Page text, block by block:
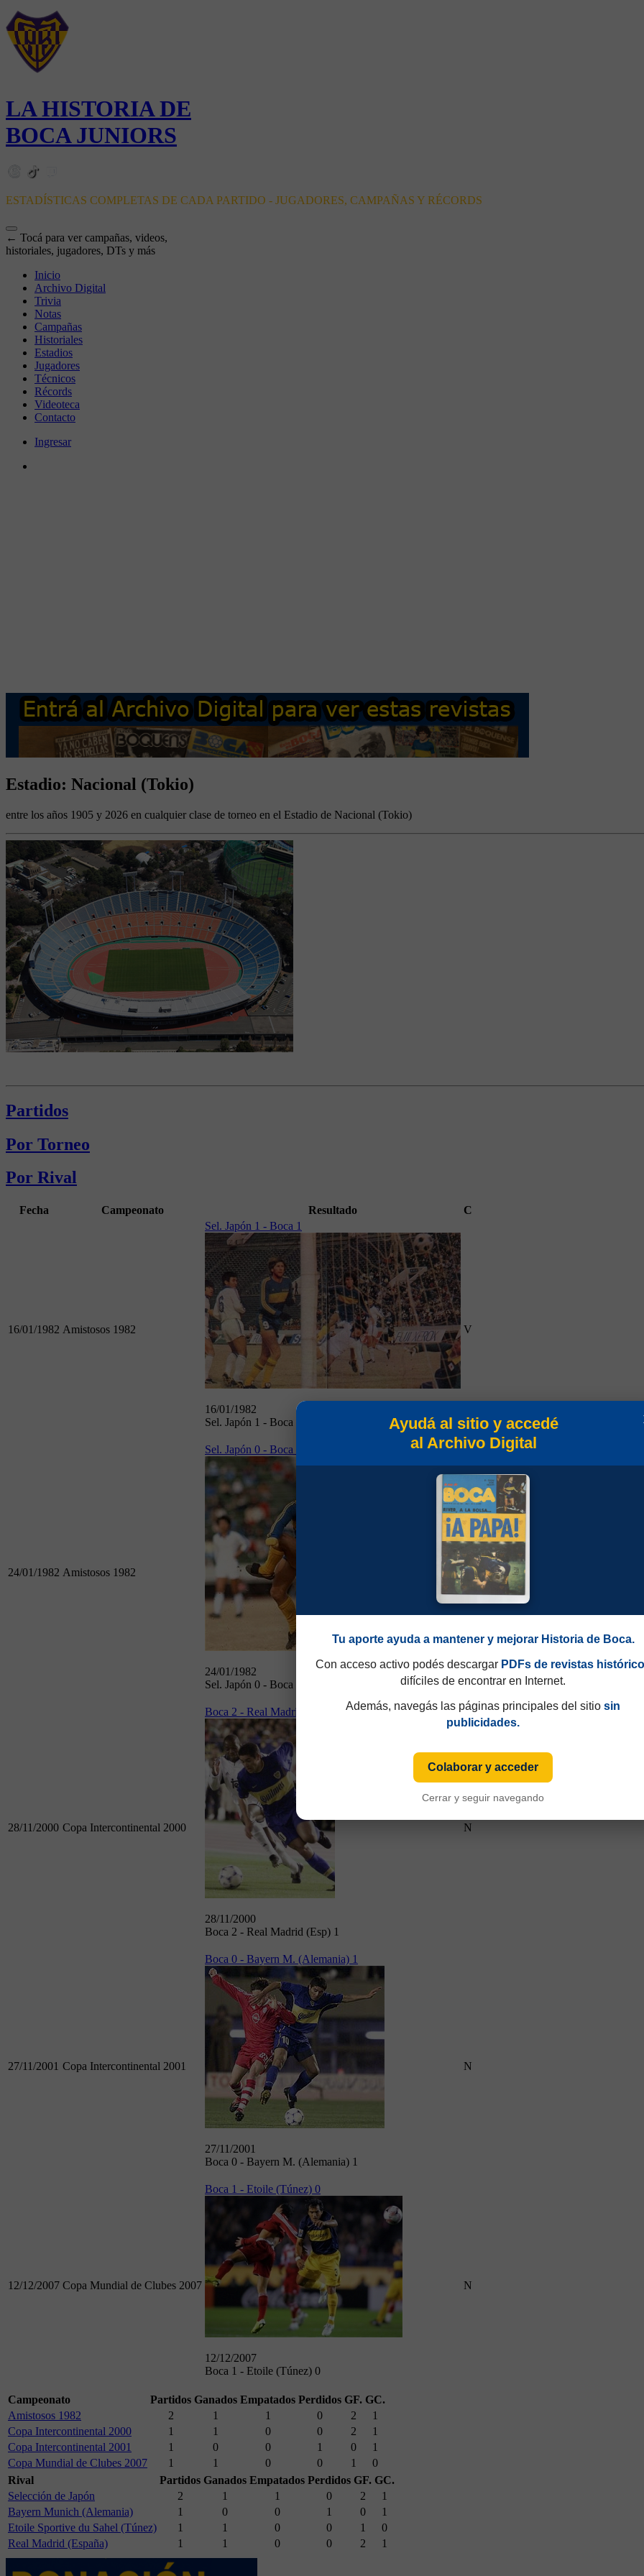
LA HISTORIA DE
BOCA JUNIORS
ESTADÍSTICAS COMPLETAS DE CADA PARTIDO - JUGADORES, CAMPAÑAS Y RÉCORDS
← Tocá para ver campañas, videos,
historiales, jugadores, DTs y más
Inicio
Archivo Digital
Trivia
Notas
Campañas
Historiales
Estadios
Jugadores
Técnicos
Récords
Videoteca
Contacto
Ingresar
Estadio: Nacional (Tokio)
entre los años 1905 y 2026 en cualquier clase de torneo en el Estadio de Nacional (Tokio)
Partidos
Por Torneo
Por Rival
Fecha Campeonato Resultado C
16/01/1982 Amistosos 1982
Sel. Japón 1 - Boca 1
16/01/1982
Sel. Japón 1 - Boca 1
V
24/01/1982 Amistosos 1982
Sel. Japón 0 - Boca 1
24/01/1982
Sel. Japón 0 - Boca 1
V
28/11/2000 Copa Intercontinental 2000
Boca 2 - Real Madrid (Esp) 1
28/11/2000
Boca 2 - Real Madrid (Esp) 1
N
27/11/2001 Copa Intercontinental 2001
Boca 0 - Bayern M. (Alemania) 1
27/11/2001
Boca 0 - Bayern M. (Alemania) 1
N
12/12/2007 Copa Mundial de Clubes 2007
Boca 1 - Etoile (Túnez) 0
12/12/2007
Boca 1 - Etoile (Túnez) 0
N
Campeonato Partidos Ganados Empatados Perdidos GF. GC.
Amistosos 1982
2 1 1 0 2
1
Copa Intercontinental 2000
1 1 0 0 2
1
Copa Intercontinental 2001
1 0 0 1 0
1
Copa Mundial de Clubes 2007
1 1 0 0 1
0
Rival
Partidos Ganados Empatados Perdidos GF. GC.
Selección de Japón
2 1 1 0 2
1
Bayern Munich (Alemania)
1 0 0 1 0
1
Etoile Sportive du Sahel (Túnez)
1 1 0 0 1
0
Real Madrid (España)
1 1 0 0 2 1
Ayudá al sitio y accedé
al Archivo Digital
Tu aporte ayuda a mantener y mejorar Historia de Boca.
Con acceso activo podés descargar PDFs de revistas
difíciles de encontrar en Internet.
Además, navegás las páginas principales del sitio sin
publicidades.
Colaborar y acceder
Cerrar y seguir navegando